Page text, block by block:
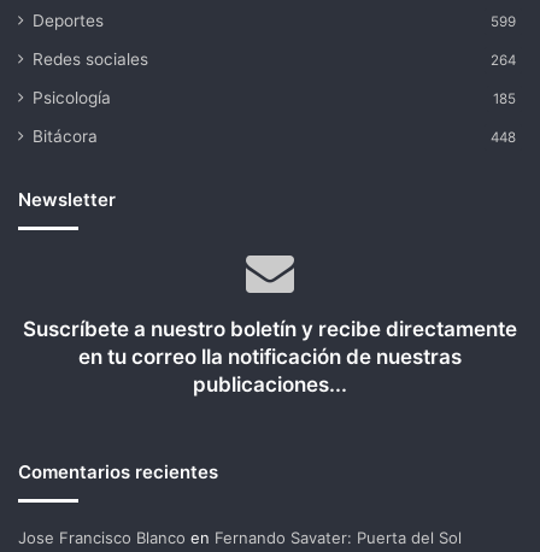
Deportes 599
Redes sociales 264
Psicología 185
Bitácora 448
Newsletter
Suscríbete a nuestro boletín y recibe directamente
en tu correo lla notificación de nuestras
publicaciones...
Comentarios recientes
Jose Francisco Blanco en Fernando Savater: Puerta del Sol